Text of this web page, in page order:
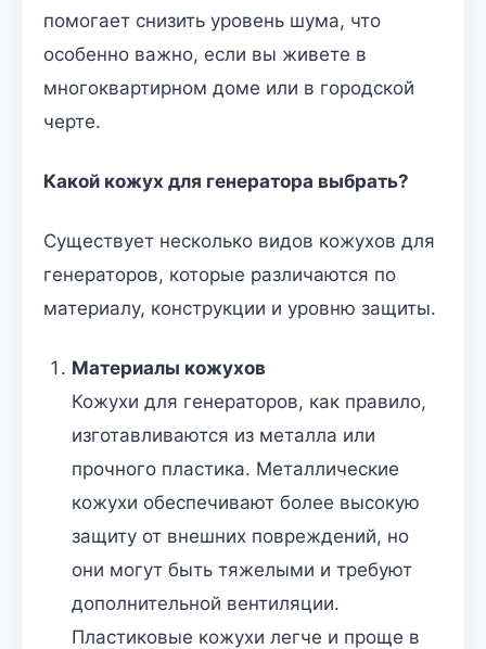
помогает снизить уровень шума, что
особенно важно, если вы живете в
многоквартирном доме или в городской
черте.
Какой кожух для генератора выбрать?
Существует несколько видов кожухов для
генераторов, которые различаются по
материалу, конструкции и уровню защиты.
Материалы кожухов
Кожухи для генераторов, как правило,
изготавливаются из металла или
прочного пластика. Металлические
кожухи обеспечивают более высокую
защиту от внешних повреждений, но
они могут быть тяжелыми и требуют
дополнительной вентиляции.
Пластиковые кожухи легче и проще в